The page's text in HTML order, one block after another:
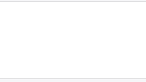
Забравена парола